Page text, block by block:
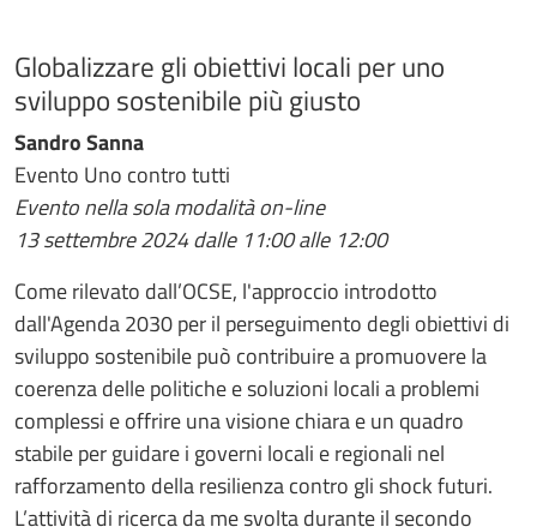
Globalizzare gli obiettivi locali per uno
sviluppo sostenibile più giusto
Sandro Sanna
Evento Uno contro tutti
Evento nella sola modalità on-line
13 settembre 2024 dalle 11:00 alle 12:00
Come rilevato dall’OCSE, l'approccio introdotto
dall'Agenda 2030 per il perseguimento degli obiettivi di
sviluppo sostenibile può contribuire a promuovere la
coerenza delle politiche e soluzioni locali a problemi
complessi e offrire una visione chiara e un quadro
stabile per guidare i governi locali e regionali nel
rafforzamento della resilienza contro gli shock futuri.
L’attività di ricerca da me svolta durante il secondo